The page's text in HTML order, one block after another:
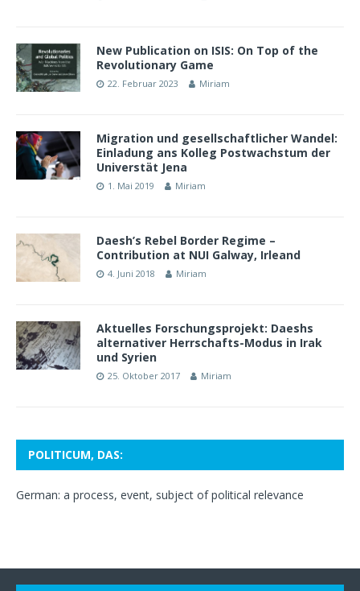
New Publication on ISIS: On Top of the
Revolutionary Game
22. Februar 2023 Miriam
Migration und gesellschaftlicher Wandel:
Einladung ans Kolleg Postwachstum der
Universtät Jena
1. Mai 2019 Miriam
Daesh’s Rebel Border Regime –
Contribution at NUI Galway, Irleand
4. Juni 2018 Miriam
Aktuelles Forschungsprojekt: Daeshs
alternativer Herrschafts-Modus in Irak
und Syrien
25. Oktober 2017 Miriam
POLITICUM, DAS:
German: a process, event, subject of political relevance